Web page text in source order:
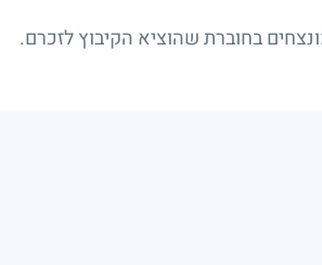
בחוברת שהוציא הקיבוץ לזכרם.